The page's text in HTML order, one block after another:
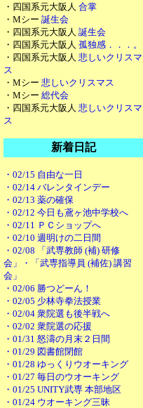
・四国系元大阪人 合掌
・Mシー 誕生会
・四国系元大阪人 誕生会
・四国系元大阪人 孤独感．．．。
・四国系元大阪人 悲しいクリスマ
ス
・Mシー 悲しいクリスマス
・Mシー 総代会
・四国系元大阪人 悲しいクリスマ
ス
新着日記
・02/15 自由な一日
・02/14 バレンタインデー
・02/13 薬の確保
・02/12 今日も鳶ヶ池中学校へ
・02/11 ＰＣショップへ
・02/10 週明けの二日間
・02/08 「武専教師 (補) 研修
会」・「武専指導員 (補佐) 講習
会」
・02/06 勝つどーん！
・02/05 少林寺拳法授業
・02/04 衆院選も後半戦へ
・02/02 衆院選の応援
・01/31 怒濤の月末２日間
・01/29 図書館閉館
・01/28 ゆっくりウオーキング
・01/27 毎日のウオーキング
・01/25 UNITY武専 本部地区
・01/24 ウオーキング三昧